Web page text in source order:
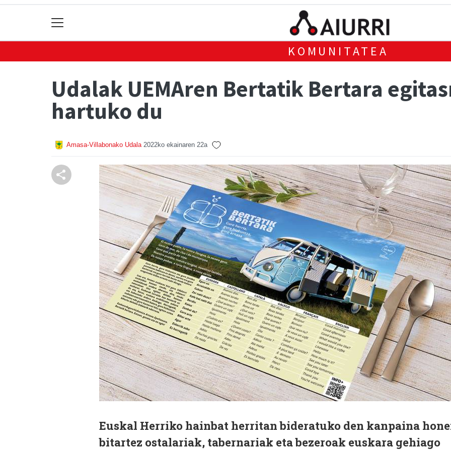
KOMUNITATEA
Udalak UEMAren Bertatik Bertara
hartuko du
Amasa-Villabonako Udala 2022ko ekainaren 22a
Euskal Herriko hainbat herritan bideratuko den kanpaina
bitartez ostalariak, tabernariak eta bezeroak euskara gehiago